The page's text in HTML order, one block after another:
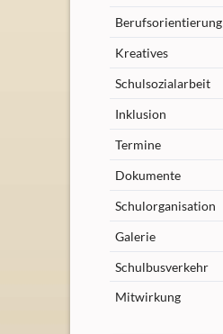
Berufsorientierung
Kreatives
Schulsozialarbeit
Inklusion
Termine
Dokumente
Schulorganisation
Galerie
Schulbusverkehr
Mitwirkung